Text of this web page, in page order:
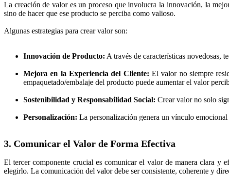
La creación de valor es un proceso que involucra la innovación, la
sino de hacer que ese producto se perciba como valioso.
Algunas estrategias para crear valor son:
Innovación de Producto: A través de características novedosas,
Mejora en la Experiencia del Cliente: El valor no siempre
empaquetado/embalaje del producto puede aumentar el valor
Sostenibilidad y Responsabilidad Social: Crear valor no solo
Personalización: La personalización genera un vínculo
3. Comunicar el Valor de Forma Efectiva
El tercer componente crucial es comunicar el valor de manera clara y
elegirlo. La comunicación del valor debe ser consistente, coherente y